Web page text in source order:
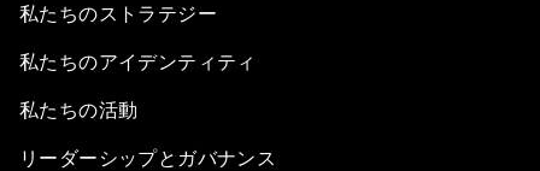
私たちのストラテジー
私たちのアイデンティティ
私たちの活動
リーダーシップとガバナンス